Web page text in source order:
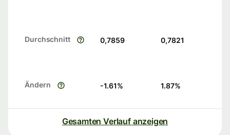
Durchschnitt 0,7859 0,7821
Ändern -1.61% 1.87%
Gesamten Verlauf anzeigen